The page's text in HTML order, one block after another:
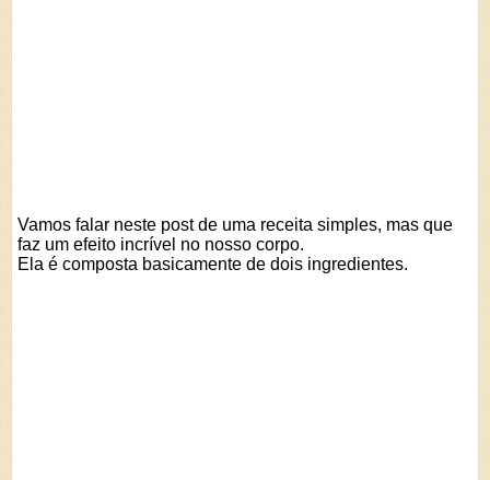
Vamos falar neste post de uma receita simples, mas que
faz um efeito incrível no nosso corpo.
Ela é composta basicamente de dois ingredientes.